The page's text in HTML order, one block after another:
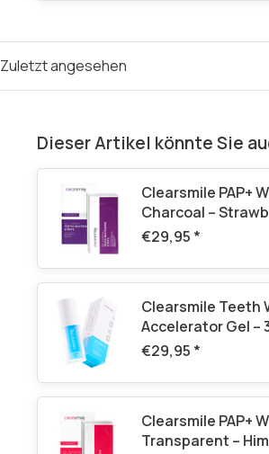
Zuletzt angesehen
Dieser Artikel könnte Sie
Clearsmile PAP+
Charcoal –
€29,95 *
Clearsmile Teeth
Accelerator Gel –
€29,95 *
Clearsmile PAP+
Transparent –